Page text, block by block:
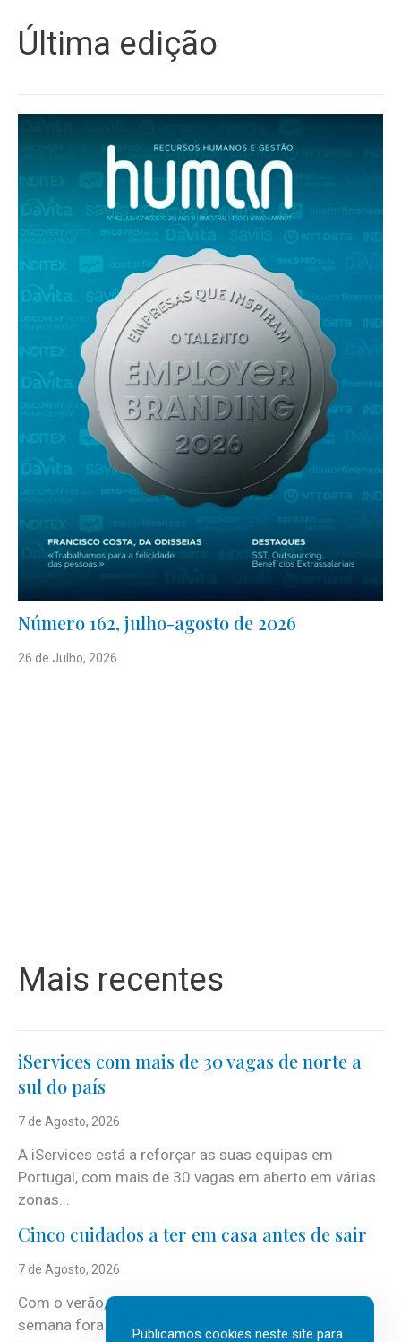
Última edição
Número 162, julho-agosto de 2026
26 de Julho, 2026
Mais recentes
iServices com mais de 30 vagas de norte a
sul do país
7 de Agosto, 2026
A iServices está a reforçar as suas equipas em
Portugal, com mais de 30 vagas em aberto em várias
zonas...
Cinco cuidados a ter em casa antes de sair
7 de Agosto, 2026
Com o verão, chegam também as férias, os fins-de-
semana fora e os dias em que a casa fica mais
Publicamos cookies neste site para